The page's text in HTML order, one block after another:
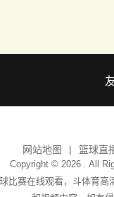
网站地图 篮球直
Copyright © 2026 . All
比赛在线观看，斗体育